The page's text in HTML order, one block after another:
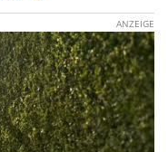
ANZEIGE